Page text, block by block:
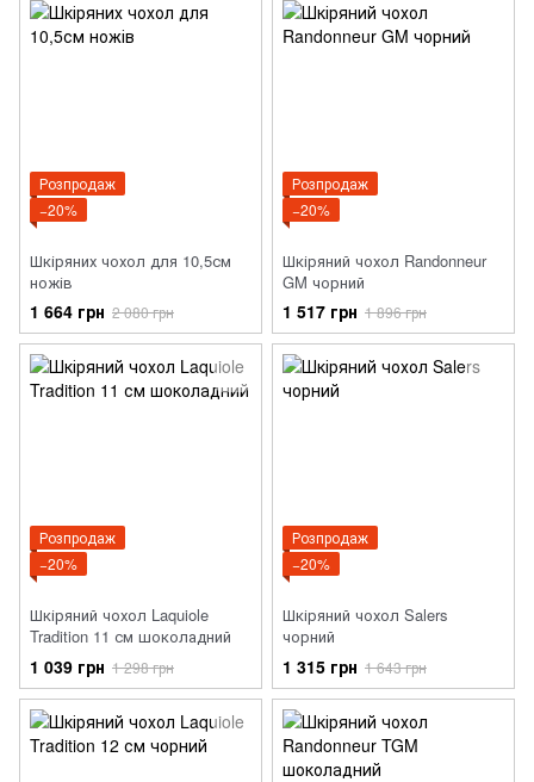
Розпродаж
−20%
Шкіряних чохол для 10,5см
ножів
1 664 грн 2 080 грн
Розпродаж
−20%
Шкіряний чохол Randonneur
GM чорний
1 517 грн 1 896 грн
Розпродаж
−20%
Шкіряний чохол Laquiole
Tradition 11 см шоколадний
1 039 грн 1 298 грн
Розпродаж
−20%
Шкіряний чохол Salers
чорний
1 315 грн 1 643 грн